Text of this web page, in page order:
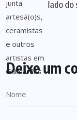
lado do
Deixe um